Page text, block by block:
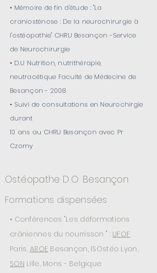
• Mémoire de fin d'étude : "La
craniosténose :De la neurochirurgie à
l'ostéopathie" CHRU Besançon -Service
de Neurochirurgie
• D.U Nutrition, nutrithérapie,
neutracétique Faculté de Médecine de
Besançon - 2008
• Suivi de consultations en Neurochirgie
durant
10 ans au CHRU Besançon avec Pr
Czorny
Ostéopathe D.O. Besançon
Formations dispensées
• Conférences "Les déformations
crâniennes du nourrisson " : UFOF
Paris, AROE Besançon, ISOstéo Lyon,
SON Lille, Mons - Belgique